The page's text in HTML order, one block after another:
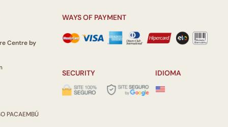
Centre by
PACAEMBÚ
WAYS OF PAYMENT
SECURITY IDIOMA